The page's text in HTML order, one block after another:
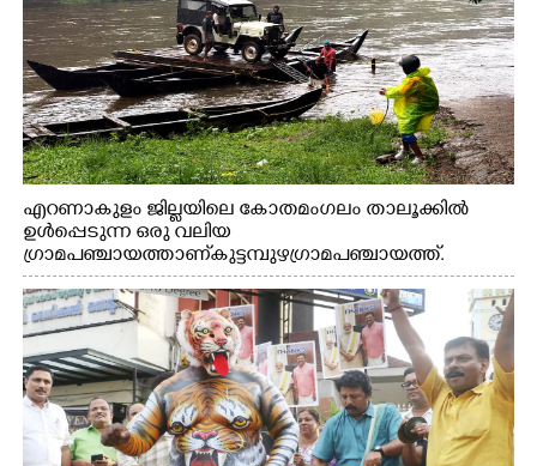
എറണാകുളം ജില്ലയിലെ കോതമംഗലം താലൂക്കിൽ
ഉൾപ്പെടുന്ന ഒരു വലിയ
ഗ്രാമപഞ്ചായത്താണ് കുട്ടമ്പുഴ ഗ്രാമ പഞ്ചായത്ത്.
ആദിവാസി ഊരുകളായ വെള്ളാരംകുത്ത്, കത്തിപ്പാറ,
ഉറിയംപെട്ടി, തേക്കല്ല്, വെട്ടിക്കല്ല്, മഞ്ചപ്പാറ എന്നീ ആറു
സ്ഥലങ്ങളിലേക്കുള്ള പ്രധാന സഞ്ചാര മാർഗമാണ് ഈ
കാണുന്ന കടത്ത് വള്ളം